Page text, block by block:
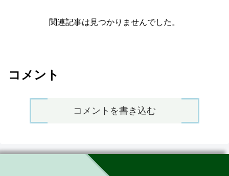
関連記事は見つかりませんでした。
コメント
コメントを書き込む